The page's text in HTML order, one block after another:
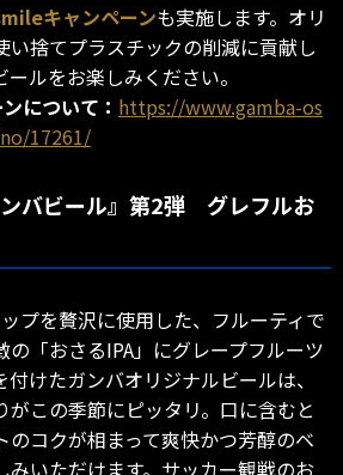
キャンペーンも実施します。オリ
い捨てプラスチックの削減に貢献し
ルをお楽しみください。
について： https://www.gamba-os
17261/
バビール』第2弾 グレフルお
プを贅沢に使用した、フルーティで
の「おさるIPA」にグレープフルーツ
けたガンバオリジナルビールは、
この季節にピッタリ。口に含むと
のコクが相まって爽快かつ芳醇のベ
みいただけます。サッカー観戦のお